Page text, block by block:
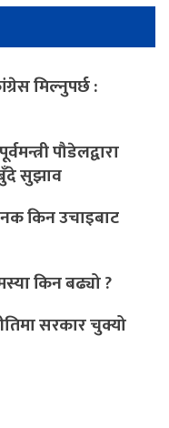
मिल्नुपर्छ :
पौडेलद्वारा
सुझाव
किन उचाइबाट
किन बढ्यो ?
सरकार चुक्यो